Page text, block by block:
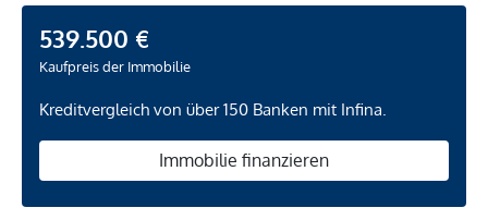
539.500 €
Kaufpreis der Immobilie
Kreditvergleich von über 150 Banken mit Infina.
Immobilie finanzieren